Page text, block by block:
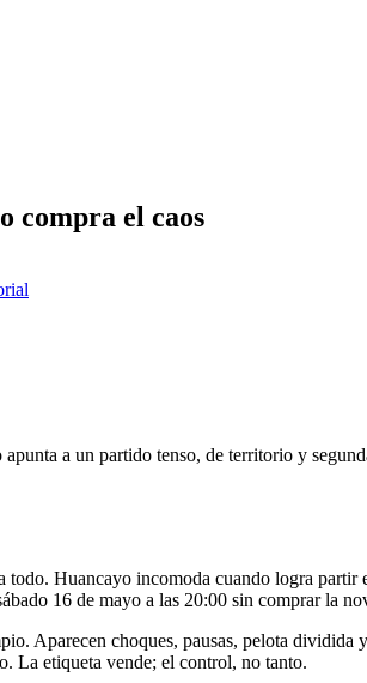
compra el caos
a un partido tenso, de territorio y
Huancayo incomoda cuando logra
16 de mayo a las 20:00 sin comprar la
Aparecen choques, pausas, pelota
La etiqueta vende; el control, no tanto.